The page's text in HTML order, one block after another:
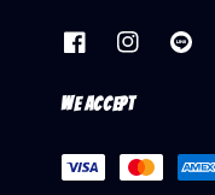
We accept